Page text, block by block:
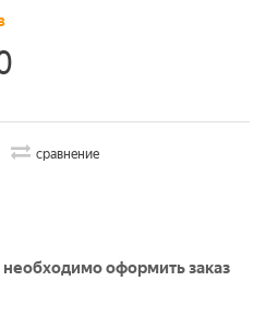
сравнение
оформить заказ